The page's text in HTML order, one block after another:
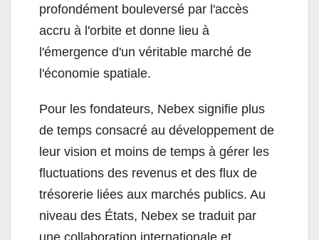
profondément bouleversé par l'accès
accru à l'orbite et donne lieu à
l'émergence d'un véritable marché de
l'économie spatiale.
Pour les fondateurs, Nebex signifie plus
de temps consacré au développement de
leur vision et moins de temps à gérer les
fluctuations des revenus et des flux de
trésorerie liées aux marchés publics. Au
niveau des États, Nebex se traduit par